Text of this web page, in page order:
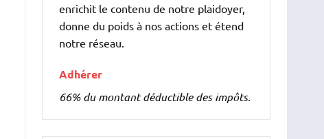
enrichit le contenu de notre plaidoyer,
donne du poids à nos actions et étend
notre réseau.
Adhérer
66% du montant déductible des impôts.